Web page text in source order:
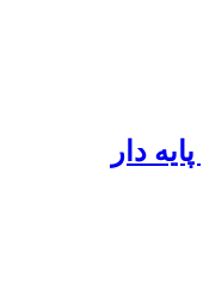
دار